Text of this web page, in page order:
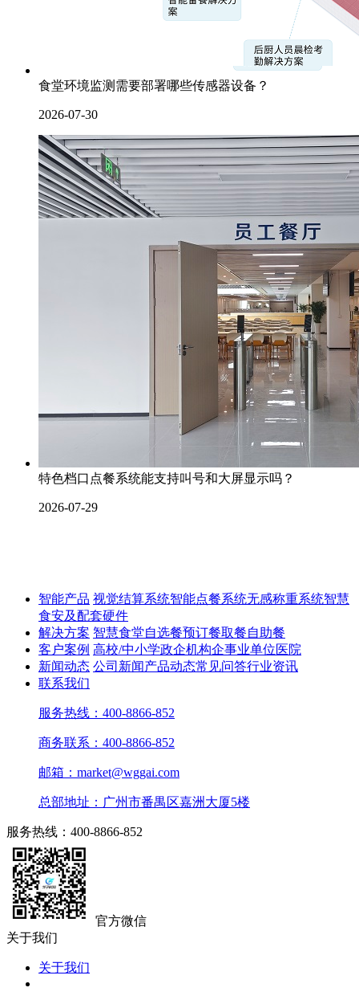
食堂环境监测需要部署哪些传感器设备？
2026-07-30
特色档口点餐系统能支持叫号和大屏显示吗？
2026-07-29
智能产品 视觉结算系统智能点餐系统无感称重系统智慧
食安及配套硬件
解决方案 智慧食堂自选餐预订餐取餐自助餐
客户案例 高校/中小学政企机构企事业单位医院
新闻动态 公司新闻产品动态常见问答行业资讯
联系我们
服务热线：400-8866-852
商务联系：400-8866-852
邮箱：market@wggai.com
总部地址：广州市番禺区嘉洲大厦5楼
服务热线：400-8866-852
官方微信
关于我们
关于我们